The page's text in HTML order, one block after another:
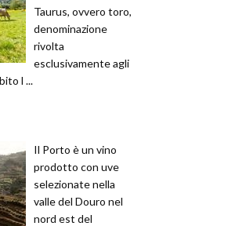
Taurus, ovvero toro,
denominazione
rivolta
esclusivamente agli
l ...
Il Porto è un vino
prodotto con uve
selezionate nella
valle del Douro nel
nord est del